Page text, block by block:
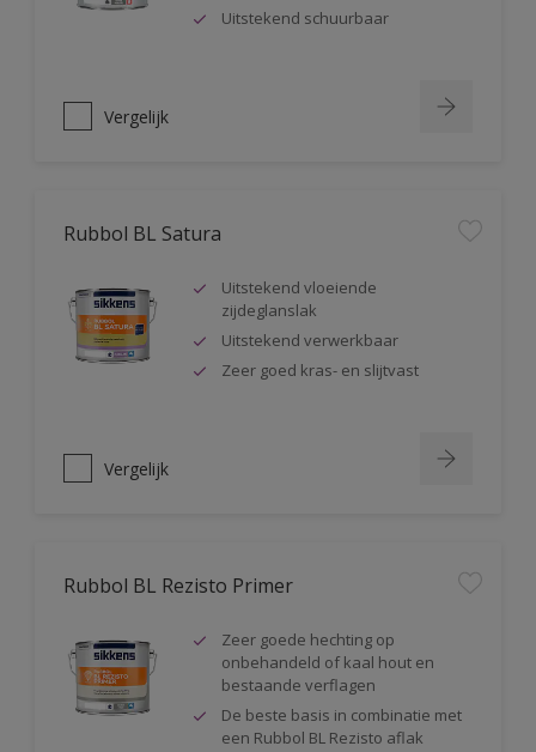
Uitstekend schuurbaar
Vergelijk
Rubbol BL Satura
Uitstekend vloeiende
zijdeglanslak
Uitstekend verwerkbaar
Zeer goed kras- en slijtvast
Vergelijk
Rubbol BL Rezisto Primer
Zeer goede hechting op
onbehandeld of kaal hout en
bestaande verflagen
De beste basis in combinatie met
een Rubbol BL Rezisto aflak